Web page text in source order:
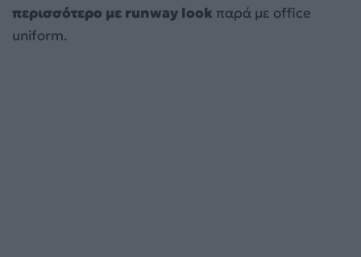
περισσότερο με runway look παρά με office
uniform.